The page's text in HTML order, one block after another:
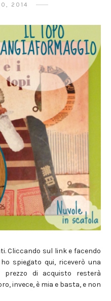
2014
Cliccando sul link e facendo
spiegato qui, riceverò una
prezzo di acquisto resterà
invece, è mia e basta, e non